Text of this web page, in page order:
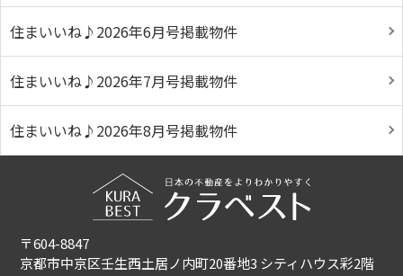
住まいいね♪2026年6月号掲載物件
住まいいね♪2026年7月号掲載物件
住まいいね♪2026年8月号掲載物件
〒604-8847
京都市中京区壬生西土居ノ内町20番地3 シティハウス彩2階